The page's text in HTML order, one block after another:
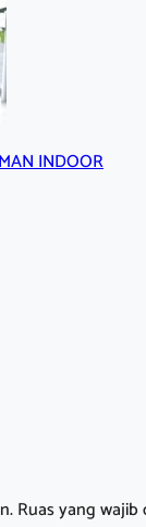
INDOOR
Ruas yang wajib